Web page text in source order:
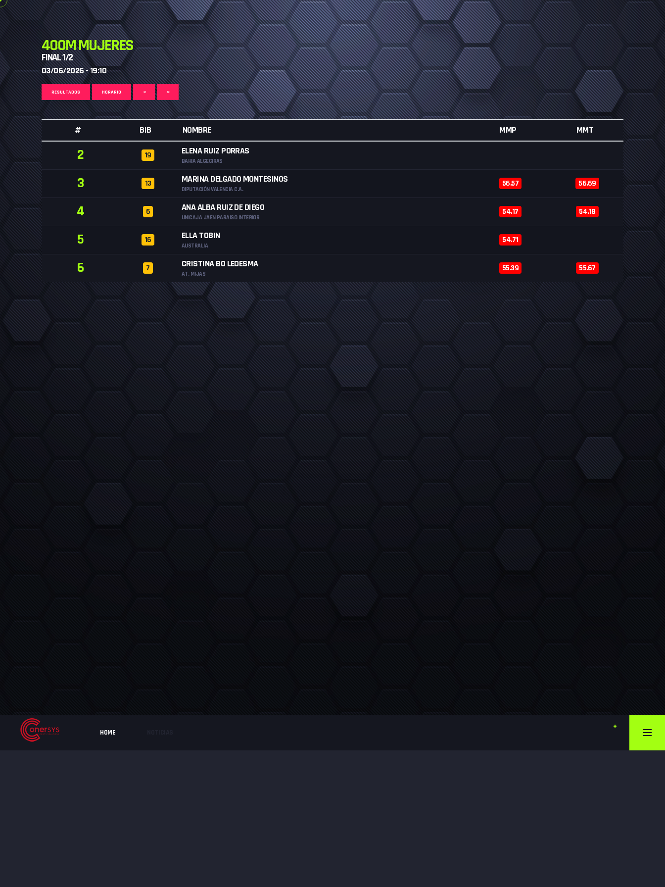
HOME
400M MUJERES
FINAL 1/2
03/06/2026 - 19:10
RESULTADOS HORARIO < >
# BIB NOMBRE MMP MMT
2 19 ELENA RUIZ PORRAS
BAHIA ALGECIRAS
3 13 MARINA DELGADO MONTESINOS
DIPUTACIÓN VALENCIA C.A.
56.57 56.69
4 6 ANA ALBA RUIZ DE DIEGO
UNICAJA JAEN PARAISO INTERIOR
54.17 54.18
5 16 ELLA TOBIN
AUSTRALIA
54.71
6 7 CRISTINA BO LEDESMA
AT. MIJAS
55.39 55.67